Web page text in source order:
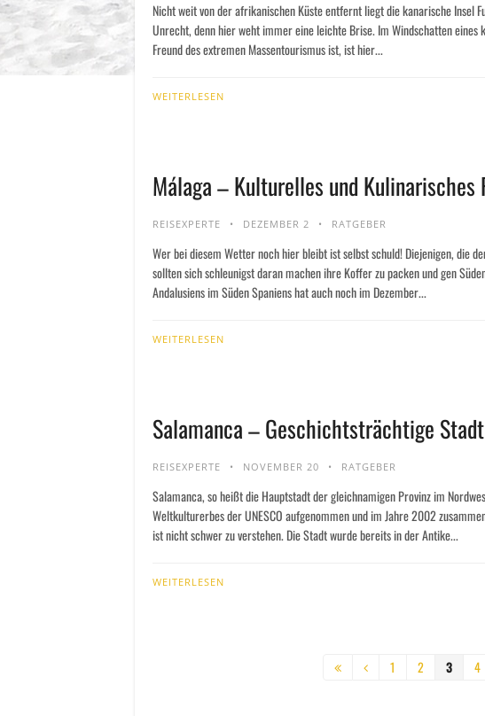
Nicht weit von der afrikanischen Küste entfernt liegt die kanarische Insel
Unrecht, denn hier weht immer eine leichte Brise. Im Windschatten
Freund des extremen Massentourismus ist, ist hier...
WEITERLESEN
Málaga – Kulturelles und Kulinarisches
REISEXPERTE DEZEMBER 2 RATGEBER
Wer bei diesem Wetter noch hier bleibt ist selbst schuld! Diejenigen, die
sollten sich schleunigst daran machen ihre Koffer zu packen und gen
Andalusiens im Süden Spaniens hat auch noch im Dezember...
WEITERLESEN
Salamanca – Geschichtsträchtige
REISEXPERTE NOVEMBER 20 RATGEBER
Salamanca, so heißt die Hauptstadt der gleichnamigen Provinz im
Weltkulturerbes der UNESCO aufgenommen und im Jahre 2002
ist nicht schwer zu verstehen. Die Stadt wurde bereits in der Antike...
WEITERLESEN
1 2 3 4